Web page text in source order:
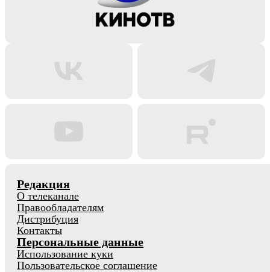
Редакция
О телеканале
Правообладателям
Дистрибуция
Контакты
Персональные данные
Использование куки
Пользовательское соглашение